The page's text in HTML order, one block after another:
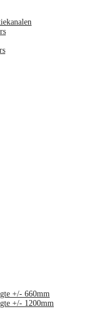
+/- 660mm
+/- 1200mm